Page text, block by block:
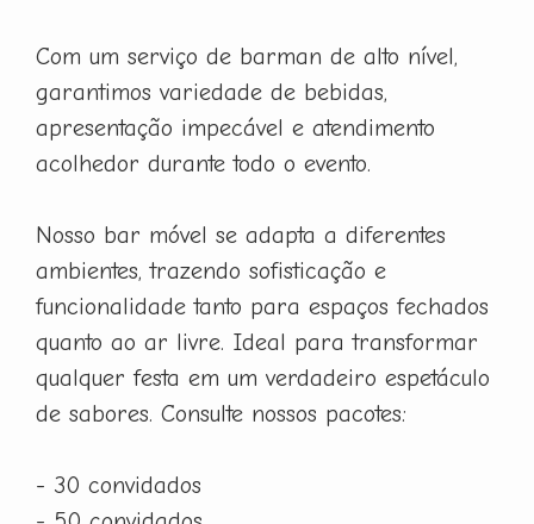
Com um serviço de barman de alto nível,
garantimos variedade de bebidas,
apresentação impecável e atendimento
acolhedor durante todo o evento.
Nosso bar móvel se adapta a diferentes
ambientes, trazendo sofisticação e
funcionalidade tanto para espaços fechados
quanto ao ar livre. Ideal para transformar
qualquer festa em um verdadeiro espetáculo
de sabores. Consulte nossos pacotes:
- 30 convidados